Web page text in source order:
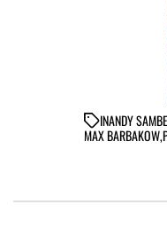
INANDY
MAX BARBAKOW,